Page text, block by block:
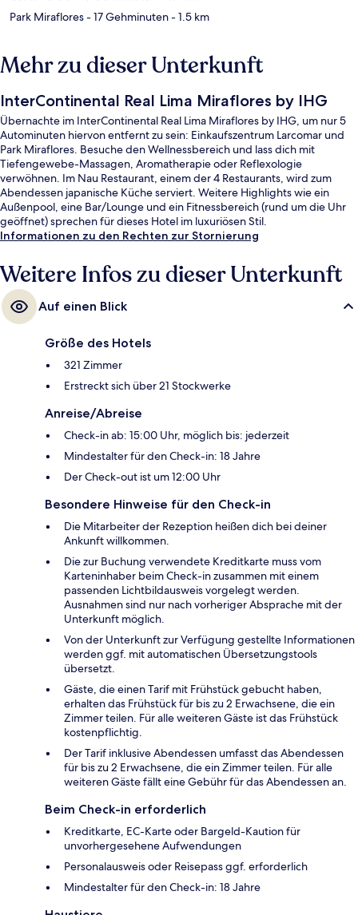
Park Miraflores- 17 Gehminuten- 1.5 km
Mehr zu dieser Unterkunft
InterContinental Real Lima Miraflores by IHG
Übernachte im InterContinental Real Lima Miraflores by IHG, um nur 5
Autominuten hiervon entfernt zu sein: Einkaufszentrum Larcomar und
Park Miraflores. Besuche den Wellnessbereich und lass dich mit
Tiefengewebe-Massagen, Aromatherapie oder Reflexologie
verwöhnen. Im Nau Restaurant, einem der 4 Restaurants, wird zum
Abendessen japanische Küche serviert. Weitere Highlights wie ein
Außenpool, eine Bar/Lounge und ein Fitnessbereich (rund um die Uhr
geöffnet) sprechen für dieses Hotel im luxuriösen Stil.
Informationen zu den Rechten zur Stornierung
Weitere Infos zu dieser Unterkunft
Auf einen Blick
Größe des Hotels
321 Zimmer
Erstreckt sich über 21 Stockwerke
Anreise/Abreise
Check-in ab: 15:00 Uhr, möglich bis: jederzeit
Mindestalter für den Check-in: 18 Jahre
Der Check-out ist um 12:00 Uhr
Besondere Hinweise für den Check-in
Die Mitarbeiter der Rezeption heißen dich bei deiner
Ankunft willkommen.
Die zur Buchung verwendete Kreditkarte muss vom
Karteninhaber beim Check-in zusammen mit einem
passenden Lichtbildausweis vorgelegt werden.
Ausnahmen sind nur nach vorheriger Absprache mit der
Unterkunft möglich.
Von der Unterkunft zur Verfügung gestellte Informationen
werden ggf. mit automatischen Übersetzungstools
übersetzt.
Gäste, die einen Tarif mit Frühstück gebucht haben,
erhalten das Frühstück für bis zu 2 Erwachsene, die ein
Zimmer teilen. Für alle weiteren Gäste ist das Frühstück
kostenpflichtig.
Der Tarif inklusive Abendessen umfasst das Abendessen
für bis zu 2 Erwachsene, die ein Zimmer teilen. Für alle
weiteren Gäste fällt eine Gebühr für das Abendessen an.
Beim Check-in erforderlich
Kreditkarte, EC-Karte oder Bargeld-Kaution für
unvorhergesehene Aufwendungen
Personalausweis oder Reisepass ggf. erforderlich
Mindestalter für den Check-in: 18 Jahre